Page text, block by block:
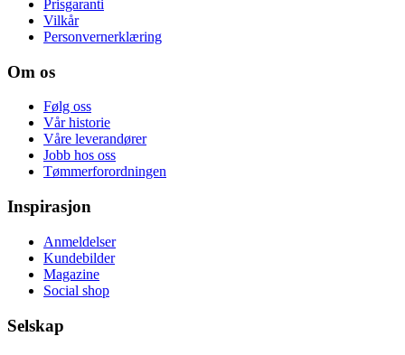
Prisgaranti
Vilkår
Personvernerklæring
Om os
Følg oss
Vår historie
Våre leverandører
Jobb hos oss
Tømmerforordningen
Inspirasjon
Anmeldelser
Kundebilder
Magazine
Social shop
Selskap